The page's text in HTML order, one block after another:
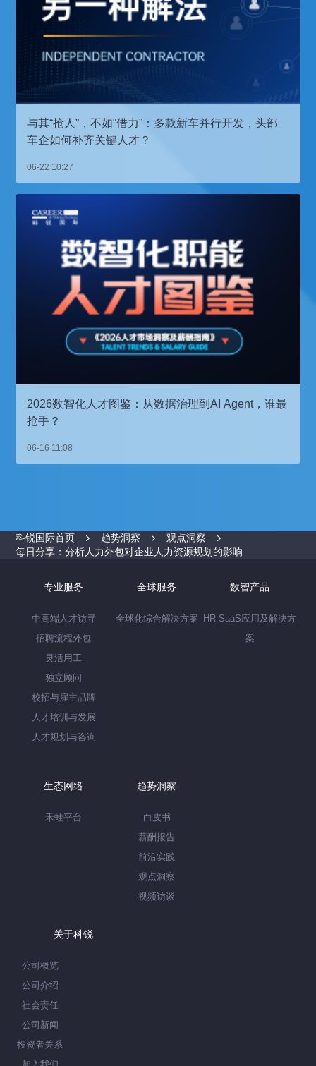
与其“抢人”，不如“借力”：多款新车并行开发，头部
车企如何补齐关键人才？
06-22 10:27
2026数智化人才图鉴：从数据治理到AI Agent，谁最
抢手？
06-16 11:08
科锐国际首页 趋势洞察
观点洞察
每日分享：分析人力外包对企业人力资源规划的影响
专业服务
中高端人才访寻
招聘流程外包
灵活用工
独立顾问
校招与雇主品牌
人才培训与发展
人才规划与咨询
全球服务
全球化综合解决方案
数智产品
HR SaaS应用及解决方
案
生态网络
禾蛙平台
趋势洞察
白皮书
薪酬报告
前沿实践
观点洞察
视频访谈
关于科锐
公司概览
公司介绍
社会责任
公司新闻
投资者关系